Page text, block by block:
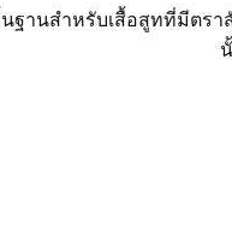
นฐานสำหรับเสื้อสูทที่มีต